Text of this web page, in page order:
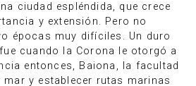
ciudad espléndida, que crece
y extensión. Pero no
épocas muy difíciles. Un duro
cuando la Corona le otorgó a
entonces, Baiona, la facultad
y establecer rutas marinas